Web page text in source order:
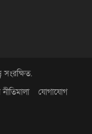
সংরক্ষিত.
যোগাযোগ